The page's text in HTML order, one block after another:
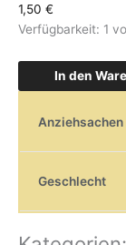
1,50 €
Verfügbarkeit: 1
In den
Anziehsachen
Geschlecht